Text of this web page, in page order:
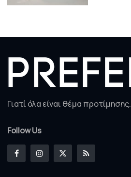
Γιατί όλα είναι θέμα προτίμησης.
Follow Us